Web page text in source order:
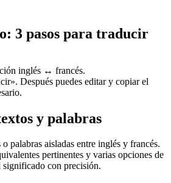
3 pasos para traducir
inglés ↔ francés.
Después puedes editar y copiar el
y palabras
palabras aisladas entre inglés y francés.
pertinentes y varias opciones de
con precisión.